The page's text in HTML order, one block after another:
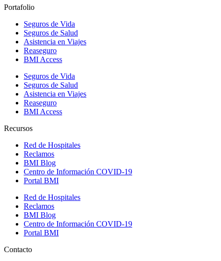
Portafolio
Seguros de Vida
Seguros de Salud
Asistencia en Viajes
Reaseguro
BMI Access
Seguros de Vida
Seguros de Salud
Asistencia en Viajes
Reaseguro
BMI Access
Recursos
Red de Hospitales
Reclamos
BMI Blog
Centro de Información COVID-19
Portal BMI
Red de Hospitales
Reclamos
BMI Blog
Centro de Información COVID-19
Portal BMI
Contacto